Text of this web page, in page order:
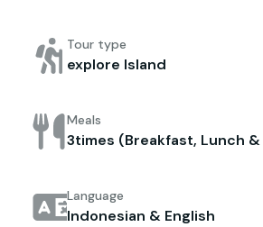
Tour type
explore Island
Meals
3times (Breakfast, Lunch
Language
Indonesian & English